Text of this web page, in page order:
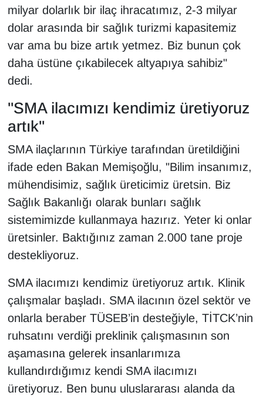
milyar dolarlık bir ilaç ihracatımız, 2-3 milyar
dolar arasında bir sağlık turizmi kapasitemiz
var ama bu bize artık yetmez. Biz bunun çok
daha üstüne çıkabilecek altyapıya sahibiz"
dedi.
"SMA ilacımızı kendimiz üretiyoruz
artık"
SMA ilaçlarının Türkiye tarafından üretildiğini
ifade eden Bakan Memişoğlu, "Bilim insanımız,
mühendisimiz, sağlık üreticimiz üretsin. Biz
Sağlık Bakanlığı olarak bunları sağlık
sistemimizde kullanmaya hazırız. Yeter ki onlar
üretsinler. Baktığınız zaman 2.000 tane proje
destekliyoruz.
SMA ilacımızı kendimiz üretiyoruz artık. Klinik
çalışmalar başladı. SMA ilacının özel sektör ve
onlarla beraber TÜSEB’in desteğiyle, TİTCK’nin
ruhsatını verdiği preklinik çalışmasının son
aşamasına gelerek insanlarımıza
kullandırdığımız kendi SMA ilacımızı
üretiyoruz. Ben bunu uluslararası alanda da